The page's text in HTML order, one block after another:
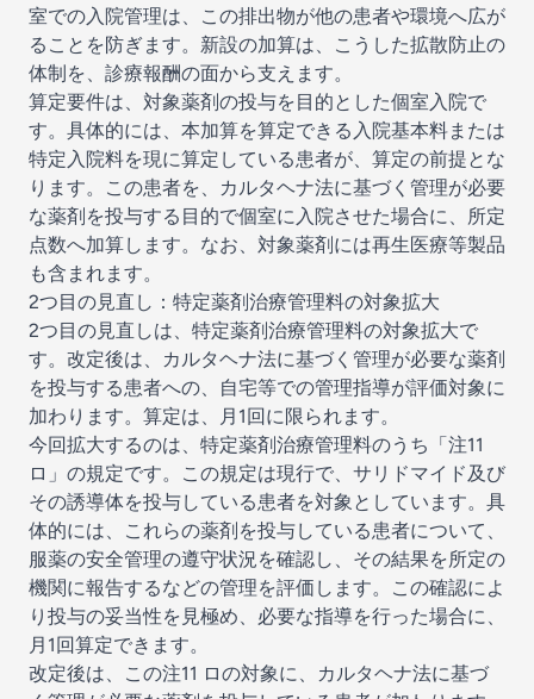
室での入院管理は、この排出物が他の患者や環境へ広が
ることを防ぎます。新設の加算は、こうした拡散防止の
体制を、診療報酬の面から支えます。
算定要件は、対象薬剤の投与を目的とした個室入院で
す。具体的には、本加算を算定できる入院基本料または
特定入院料を現に算定している患者が、算定の前提とな
ります。この患者を、カルタヘナ法に基づく管理が必要
な薬剤を投与する目的で個室に入院させた場合に、所定
点数へ加算します。なお、対象薬剤には再生医療等製品
も含まれます。
2つ目の見直し：特定薬剤治療管理料の対象拡大
2つ目の見直しは、特定薬剤治療管理料の対象拡大で
す。改定後は、カルタヘナ法に基づく管理が必要な薬剤
を投与する患者への、自宅等での管理指導が評価対象に
加わります。算定は、月1回に限られます。
今回拡大するのは、特定薬剤治療管理料のうち「注11
ロ」の規定です。この規定は現行で、サリドマイド及び
その誘導体を投与している患者を対象としています。具
体的には、これらの薬剤を投与している患者について、
服薬の安全管理の遵守状況を確認し、その結果を所定の
機関に報告するなどの管理を評価します。この確認によ
り投与の妥当性を見極め、必要な指導を行った場合に、
月1回算定できます。
改定後は、この注11 ロの対象に、カルタヘナ法に基づ